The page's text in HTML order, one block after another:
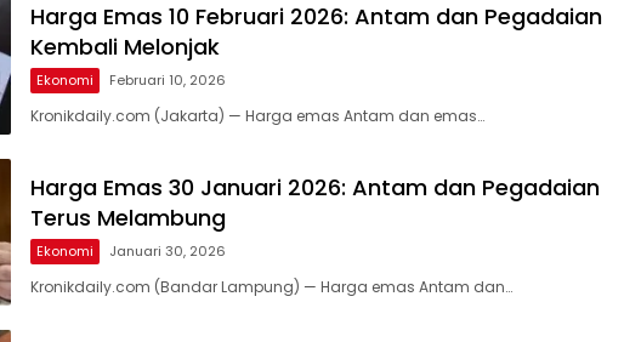
Harga Emas 10 Februari 2026: Antam dan Pegadaian
Kembali Melonjak
Ekonomi Februari 10, 2026
Kronikdaily.com (Jakarta) — Harga emas Antam dan emas…
Harga Emas 30 Januari 2026: Antam dan Pegadaian
Terus Melambung
Ekonomi Januari 30, 2026
Kronikdaily.com (Bandar Lampung) — Harga emas Antam dan…